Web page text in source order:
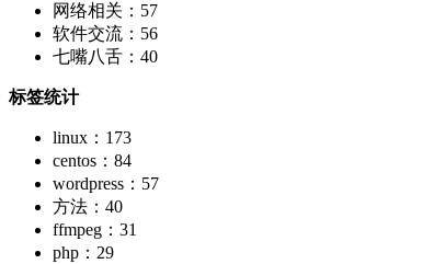
网络相关：57
软件交流：56
七嘴八舌：40
标签统计
linux：173
centos：84
wordpress：57
方法：40
ffmpeg：31
php：29